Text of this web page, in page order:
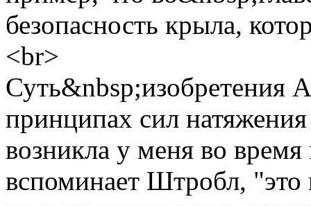
безопасность крыла,
<br>
Суть&nbsp;изобретения
принципах сил
возникла у меня во
вспоминает Штробл,